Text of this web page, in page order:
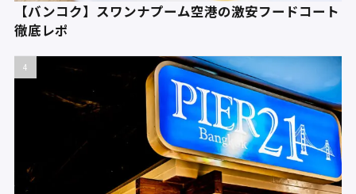
【バンコク】スワンナプーム空港の激安フードコート
徹底レポ